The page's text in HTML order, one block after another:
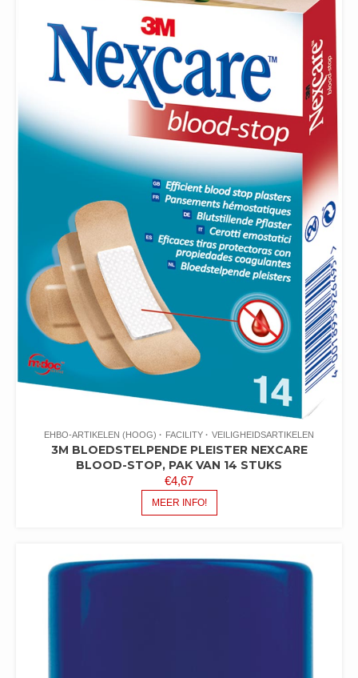
EHBO-ARTIKELEN (HOOG) FACILITY VEILIGHEIDSARTIKELEN
3M BLOEDSTELPENDE PLEISTER NEXCARE
BLOOD-STOP, PAK VAN 14 STUKS
€4,67
MEER INFO!